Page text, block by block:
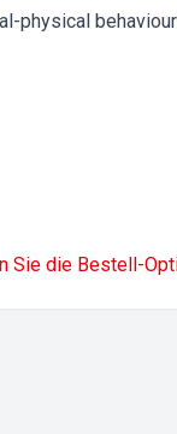
physical
Sie die Bestell-